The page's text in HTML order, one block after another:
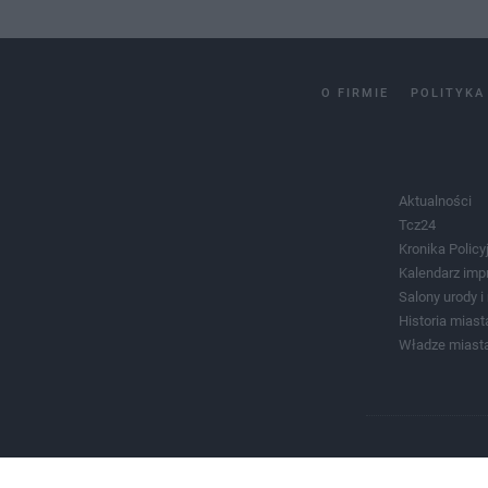
O FIRMIE POLITYKA
Aktualności
Tcz24
Kronika
Kalendarz
Salony urody i
Historia
Władze